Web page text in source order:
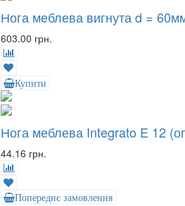
Нога меблева вигнута d =
603.00 грн.
Купити
Нога меблева Integrato E 12
44.16 грн.
Попереднє замовлення